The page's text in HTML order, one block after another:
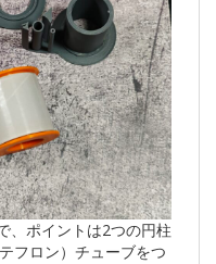
、ポイントは2つの円柱
フロン）チューブをつ